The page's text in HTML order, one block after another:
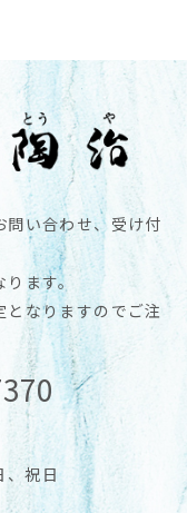
い合わせ、受け付
ります。
なりますのでご注
、祝日